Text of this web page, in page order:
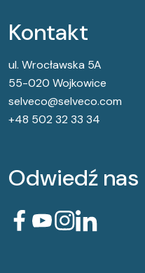
Kontakt
ul. Wrocławska 5A
55-020 Wojkowice
selveco@selveco.com
+48 502 32 33 34
Odwiedź nas